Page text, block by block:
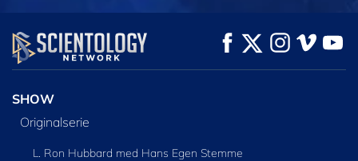
SE UTFORSK SERIEN
SHOW
Originalserie
L. Ron Hubbard med Hans Egen Stemme